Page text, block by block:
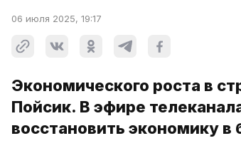
06 июля 2025, 19:17
Экономического роста в
Пойсик. В эфире
восстановить экономику